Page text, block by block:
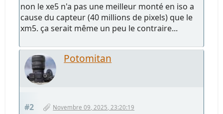
non le xe5 n'a pas une meilleur monté en iso a
cause du capteur (40 millions de pixels) que le
xm5. ça serait même un peu le contraire...
Potomitan
#2 Novembre 09, 2025, 23:20:19